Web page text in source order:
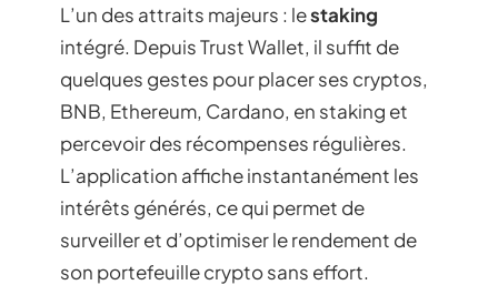
L’un des attraits majeurs : lestaking
intégré. Depuis Trust Wallet, il suffit de
quelques gestes pour placer ses cryptos,
BNB, Ethereum, Cardano, en staking et
percevoir des récompenses régulières.
L’application affiche instantanément les
intérêts générés, ce qui permet de
surveiller et d’optimiser le rendement de
son portefeuille crypto sans effort.